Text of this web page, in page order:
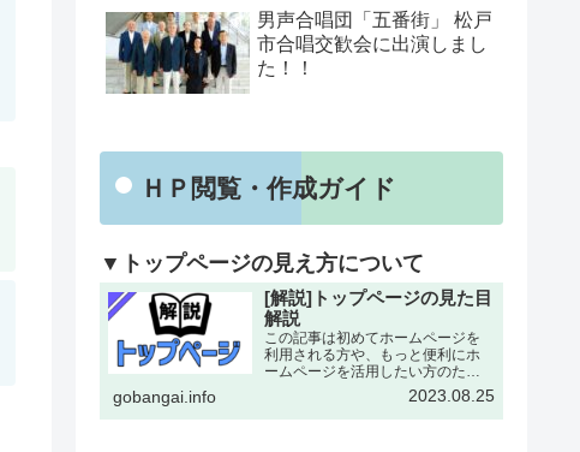
男声合唱団「五番街」 松戸
市合唱交歓会に出演しまし
た！！
ＨＰ閲覧・作成ガイド
▼トップページの見え方について
[解説]トップページの見た目
解説
この記事は初めてホームページを
利用される方や、もっと便利にホ
ームページを活用したい方のため
にトップページの各所について改
めて解説した記事となります。改
めて確認することで今まで利用し
gobangai.info 2023.08.25